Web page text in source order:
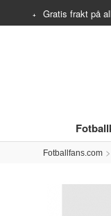
Gratis frakt på
Fotballfans.com